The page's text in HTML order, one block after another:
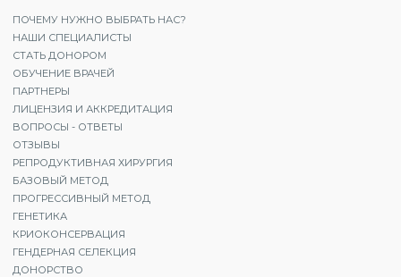
ПОЧЕМУ НУЖНО ВЫБРАТЬ НАС?
НАШИ СПЕЦИАЛИСТЫ
СТАТЬ ДОНОРОМ
ОБУЧЕНИЕ ВРАЧЕЙ
ПАРТНЕРЫ
ЛИЦЕНЗИЯ И АККРЕДИТАЦИЯ
ВОПРОСЫ - ОТВЕТЫ
ОТЗЫВЫ
РЕПРОДУКТИВНАЯ ХИРУРГИЯ
БАЗОВЫЙ МЕТОД
ПРОГРЕССИВНЫЙ МЕТОД
ГЕНЕТИКА
КРИОКОНСЕРВАЦИЯ
ГЕНДЕРНАЯ СЕЛЕКЦИЯ
ДОНОРСТВО